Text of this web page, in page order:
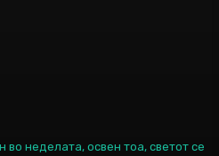
во неделата, освен тоа, светот се